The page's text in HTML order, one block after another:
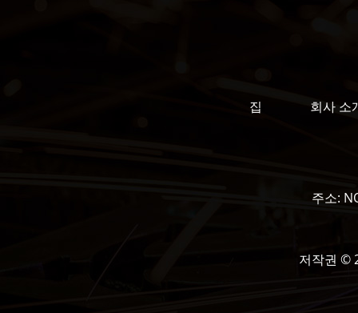
집 회사 소
주소:
저작권 ©